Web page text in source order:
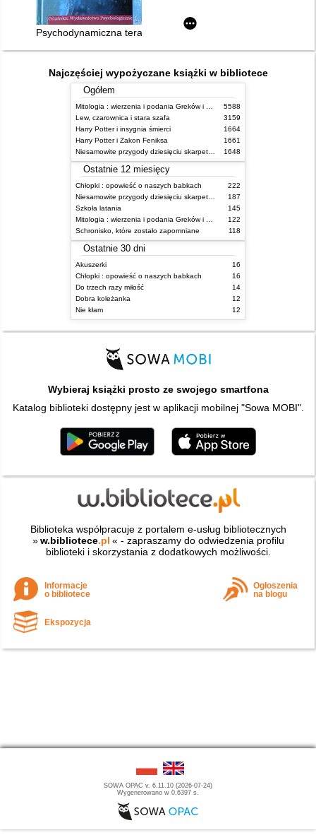
Psychodynamiczna terapia pacjentów borderline
Najczęściej wypożyczane książki w bibliotece
Ogółem
Mitologia : wierzenia i podania Greków i Rzymian
5588
Lew, czarownica i stara szafa
3159
Harry Potter i insygnia śmierci
1664
Harry Potter i Zakon Feniksa
1661
Niesamowite przygody dziesięciu skarpetek (czterech prawych i sześciu lewych)
1648
Ostatnie 12 miesięcy
Chłopki : opowieść o naszych babkach
222
Niesamowite przygody dziesięciu skarpetek (czterech prawych i sześciu lewych)
187
Szkoła latania
145
Mitologia : wierzenia i podania Greków i Rzymian
122
Schronisko, które zostało zapomniane
118
Ostatnie 30 dni
Akuszerki
16
Chłopki : opowieść o naszych babkach
16
Do trzech razy miłość
14
Dobra koleżanka
12
Nie kłam
12
Wybieraj książki prosto ze swojego smartfona
Katalog biblioteki dostępny jest w aplikacji mobilnej "Sowa MOBI".
Biblioteka współpracuje z portalem e-usług bibliotecznych
» w.bibliotece.pl « - zapraszamy do odwiedzenia profilu
biblioteki i skorzystania z dodatkowych możliwości.
Informacje
o bibliotece
Ogłoszenia
na blogu
Ekspozycja
SOWA OPAC v. 6.11.10 (2026-07-24)
Wygenerowano w 0,6397 s.